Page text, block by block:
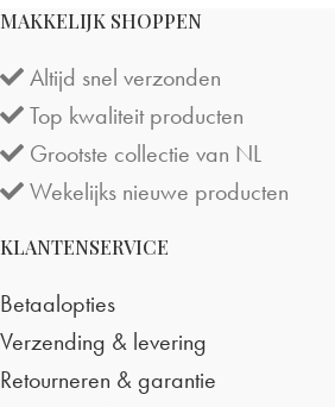
MAKKELIJK SHOPPEN
Altijd snel verzonden
Top kwaliteit producten
Grootste collectie van NL
Wekelijks nieuwe producten
KLANTENSERVICE
Betaalopties
Verzending & levering
Retourneren & garantie